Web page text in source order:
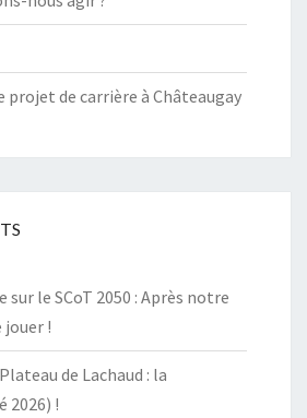
projet de carrière à Châteaugay
sur le SCoT 2050 : Après notre
jouer !
de Lachaud : la
2026) !